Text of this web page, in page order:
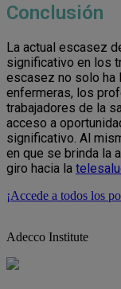
Conclusión
La actual escasez
significativo en los
escasez no solo ha
enfermeras, los
trabajadores de la
acceso a
significativo. Al
en que se brinda la
giro hacia la
¡Accede a todos los
Adecco Institute